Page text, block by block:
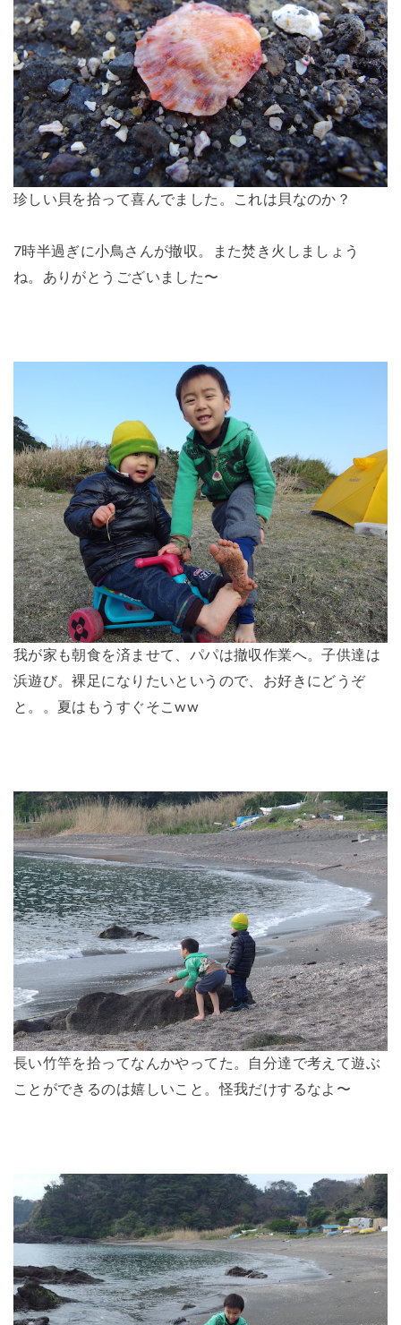
珍しい貝を拾って喜んでました。これは貝なのか？
7時半過ぎに小鳥さんが撤収。また焚き火しましょう
ね。ありがとうございました〜
我が家も朝食を済ませて、パパは撤収作業へ。子供達は
浜遊び。裸足になりたいというので、お好きにどうぞ
と。。夏はもうすぐそこww
長い竹竿を拾ってなんかやってた。自分達で考えて遊ぶ
ことができるのは嬉しいこと。怪我だけするなよ〜